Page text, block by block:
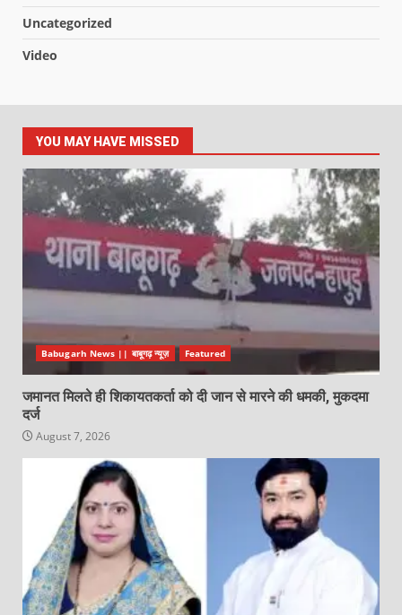
Uncategorized
Video
YOU MAY HAVE MISSED
Babugarh News || बाबूगढ़ न्यूज़ Featured
जमानत मिलते ही शिकायतकर्ता को दी जान से मारने की धमकी, मुकदमा
दर्ज
August 7, 2026